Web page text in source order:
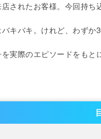
されたお客様。今回持ち
キバキ。けれど、わずか
実際のエピソードをもと